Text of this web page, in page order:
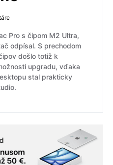
Pro s čipom M2 Ultra,
odpísal. S prechodom
došlo totiž k
upgradu, vďaka
stal prakticky